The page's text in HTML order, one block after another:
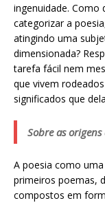
ingenuidade. Como
categorizar a
atingindo uma
dimensionada?
tarefa fácil nem
que vivem
significados que
Sobre as
A poesia como
primeiros poemas,
compostos em